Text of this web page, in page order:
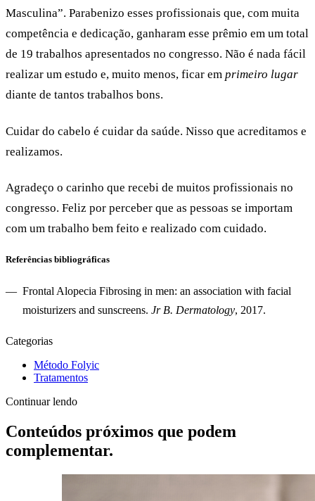
Masculina”. Parabenizo esses profissionais que, com muita
competência e dedicação, ganharam esse prêmio em um total
de 19 trabalhos apresentados no congresso. Não é nada fácil
realizar um estudo e, muito menos, ficar em primeiro lugar
diante de tantos trabalhos bons.
Cuidar do cabelo é cuidar da saúde. Nisso que acreditamos e
realizamos.
Agradeço o carinho que recebi de muitos profissionais no
congresso. Feliz por perceber que as pessoas se importam
com um trabalho bem feito e realizado com cuidado.
Referências bibliográficas
Frontal Alopecia Fibrosing in men: an association with facial
moisturizers and sunscreens. Jr B. Dermatology, 2017.
Categorias
Método Folyic
Tratamentos
Continuar lendo
Conteúdos próximos que podem
complementar.